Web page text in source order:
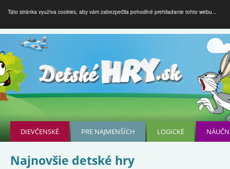
Táto stránka využíva cookies, aby vám zabezpečila pohodlné prehliadanie tohto webu...
DIEVČENSKÉ PRE NAJMENŠÍCH LOGICKÉ
Najnovšie detské hry